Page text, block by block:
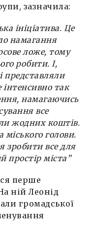
зазначила:
ініціатива. Це
намагання
ложе, тому
робити. І,
представляли
так
намагаючись
все
жодних коштів.
голови.
зробити все для
простір міста”
перше
ній Леонід
громадської